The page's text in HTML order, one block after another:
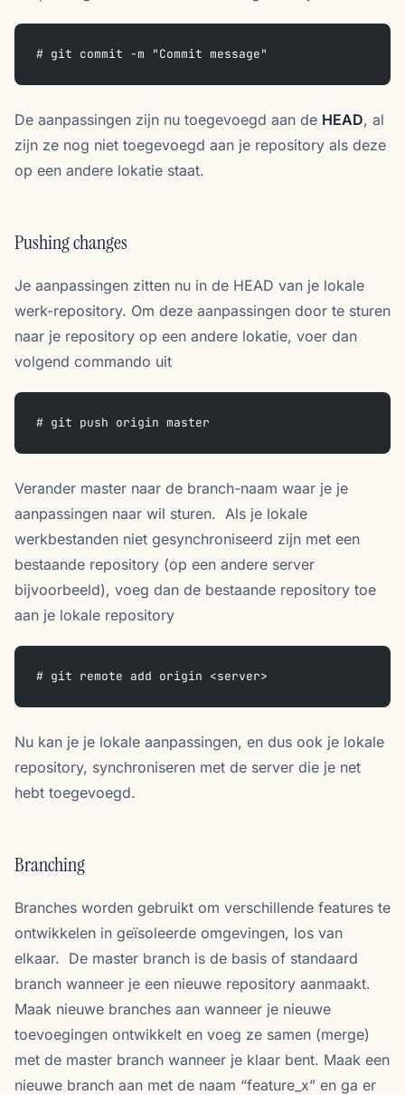
# git commit -m "Commit message"
De aanpassingen zijn nu toegevoegd aan de HEAD, al
zijn ze nog niet toegevoegd aan je repository als deze
op een andere lokatie staat.
Pushing changes
Je aanpassingen zitten nu in de HEAD van je lokale
werk-repository. Om deze aanpassingen door te sturen
naar je repository op een andere lokatie, voer dan
volgend commando uit
# git push origin master
Verander master naar de branch-naam waar je je
aanpassingen naar wil sturen. Als je lokale
werkbestanden niet gesynchroniseerd zijn met een
bestaande repository (op een andere server
bijvoorbeeld), voeg dan de bestaande repository toe
aan je lokale repository
# git remote add origin <server>
Nu kan je je lokale aanpassingen, en dus ook je lokale
repository, synchroniseren met de server die je net
hebt toegevoegd.
Branching
Branches worden gebruikt om verschillende features te
ontwikkelen in geïsoleerde omgevingen, los van
elkaar. De master branch is de basis of standaard
branch wanneer je een nieuwe repository aanmaakt.
Maak nieuwe branches aan wanneer je nieuwe
toevoegingen ontwikkelt en voeg ze samen (merge)
met de master branch wanneer je klaar bent. Maak een
nieuwe branch aan met de naam “feature_x” en ga er